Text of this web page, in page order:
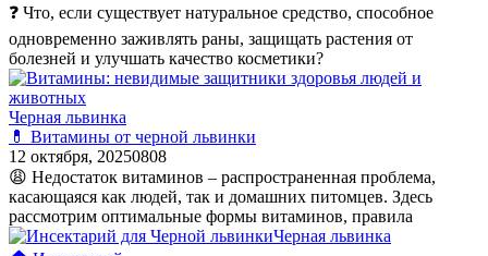
❓ Что, если существует натуральное средство, способное
одновременно заживлять раны, защищать растения от
болезней и улучшать качество косметики?
Черная львинка
💊 Витамины от черной львинки
12 октября, 20250808
😩 Недостаток витаминов – распространенная проблема,
касающаяся как людей, так и домашних питомцев. Здесь
рассмотрим оптимальные формы витаминов, правила
Черная львинка